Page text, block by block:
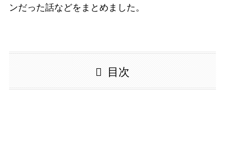
ンだった話などをまとめました。
目次